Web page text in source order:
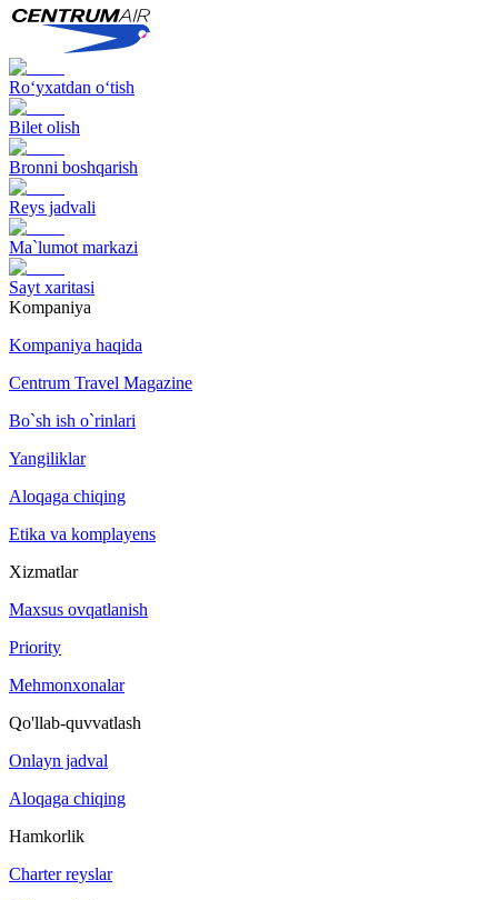
Ro‘yxatdan o‘tish
Bilet olish
Bronni boshqarish
Reys jadvali
Ma`lumot markazi
Sayt xaritasi
Kompaniya
Kompaniya haqida
Centrum Travel Magazine
Bo`sh ish o`rinlari
Yangiliklar
Aloqaga chiqing
Etika va komplayens
Xizmatlar
Maxsus ovqatlanish
Priority
Mehmonxonalar
Qo'llab-quvvatlash
Onlayn jadval
Aloqaga chiqing
Hamkorlik
Charter reyslar